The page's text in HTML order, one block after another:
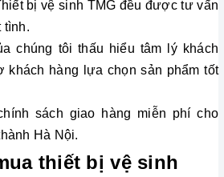
bị vệ sinh TMG đều được tư vấn
tình.
chúng tôi thấu hiểu tâm lý khách
khách hàng lựa chọn sản phẩm tốt
sách giao hàng miễn phí cho
Hà Nội.
thiết bị vệ sinh